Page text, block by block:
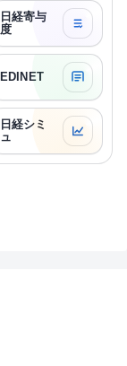
日経寄与
度
EDINET
日経シミ
ュ